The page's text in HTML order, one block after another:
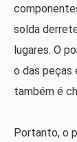
solda
lugares. O
o das peças
também é
Portanto, o